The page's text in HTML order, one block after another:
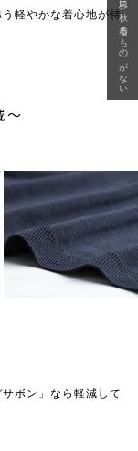
軽やかな着心地が特
〜
ボン」なら軽減して
急に秋、着るものがない